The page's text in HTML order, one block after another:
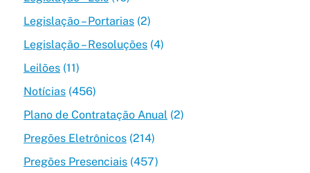
Legislação – Portarias(2)
Legislação – Resoluções(4)
Leilões(11)
Notícias(456)
Plano de Contratação Anual (2)
Pregões Eletrônicos(214)
Pregões Presenciais(457)